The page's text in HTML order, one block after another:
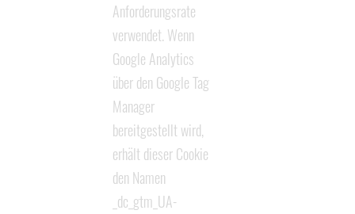
Anforderungsrate
verwendet. Wenn
Google Analytics
über den Google Tag
Manager
bereitgestellt wird,
erhält dieser Cookie
den Namen
_dc_gtm_UA-